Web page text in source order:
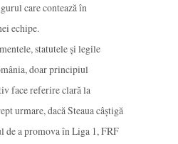
care contează în
echipe.
statutele și legile
doar principiul
face referire clară la
urmare, dacă Steaua câștigă
de a promova în Liga 1, FRF